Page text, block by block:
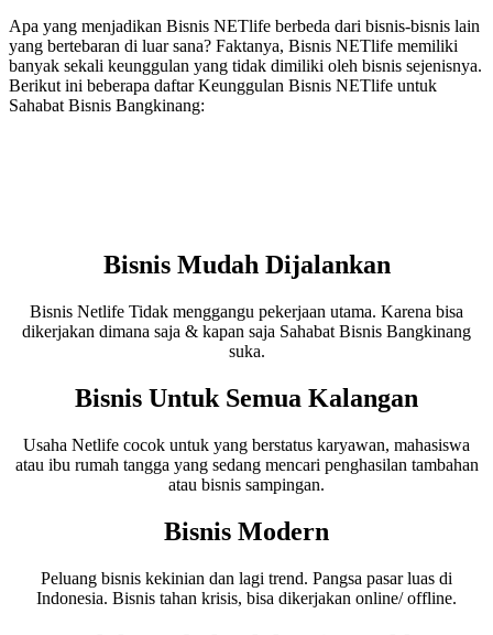
Apa yang menjadikan Bisnis NETlife berbeda dari bisnis-bisnis lain
yang bertebaran di luar sana? Faktanya, Bisnis NETlife memiliki
banyak sekali keunggulan yang tidak dimiliki oleh bisnis sejenisnya.
Berikut ini beberapa daftar Keunggulan Bisnis NETlife untuk
Sahabat Bisnis Bangkinang:
Bisnis Mudah Dijalankan
Bisnis Netlife Tidak menggangu pekerjaan utama. Karena bisa
dikerjakan dimana saja & kapan saja Sahabat Bisnis Bangkinang
suka.
Bisnis Untuk Semua Kalangan
Usaha Netlife cocok untuk yang berstatus karyawan, mahasiswa
atau ibu rumah tangga yang sedang mencari penghasilan tambahan
atau bisnis sampingan.
Bisnis Modern
Peluang bisnis kekinian dan lagi trend. Pangsa pasar luas di
Indonesia. Bisnis tahan krisis, bisa dikerjakan online/ offline.